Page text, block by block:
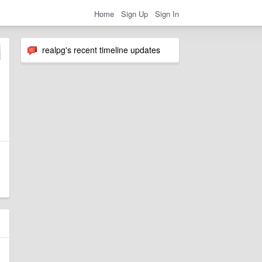
Home Sign Up Sign In
realpg's recent timeline updates